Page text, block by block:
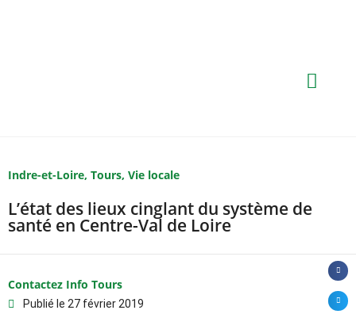
Indre-et-Loire, Tours, Vie locale
L’état des lieux cinglant du système de
santé en Centre-Val de Loire
Contactez Info Tours
Publié le 27 février 2019